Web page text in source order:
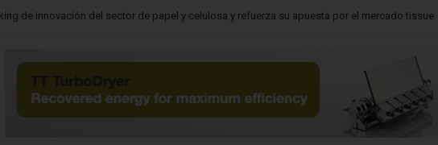
US$10 millones para apoyar la recuperación tras los tornados en Estados Unidos